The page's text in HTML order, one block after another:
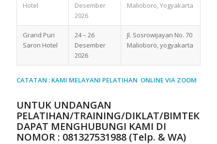
Hotel
Desember
2026
Malioboro, Yogyakarta
Grand Puri
Saron Hotel
24 – 26
Desember
2026
Jl. Sosrowijayan No. 70
Malioboro, yogyakarta
CATATAN : KAMI MELAYANI PELATIHAN ONLINE VIA ZOOM
UNTUK UNDANGAN
PELATIHAN/TRAINING/DIKLAT/BIMTEK
DAPAT MENGHUBUNGI KAMI DI
NOMOR : 081327531988 (Telp. & WA)